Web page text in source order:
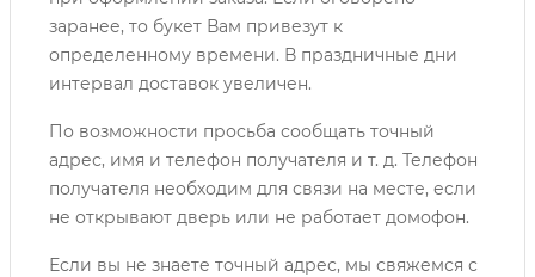
заранее, то букет Вам привезут к
определенному времени. В праздничные дни
интервал доставок увеличен.
По возможности просьба сообщать точный
адрес, имя и телефон получателя и т. д. Телефон
получателя необходим для связи на месте, если
не открывают дверь или не работает домофон.
Если вы не знаете точный адрес, мы свяжемся с